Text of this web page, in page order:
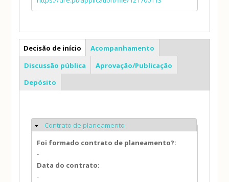
PP
Decisão de início
Acompanhamento
Discussão pública
Aprovação/Publicação
Depósito
Ocultar
Contrato de planeamento
Foi formado contrato de planeamento?:
-
Data do contrato:
-